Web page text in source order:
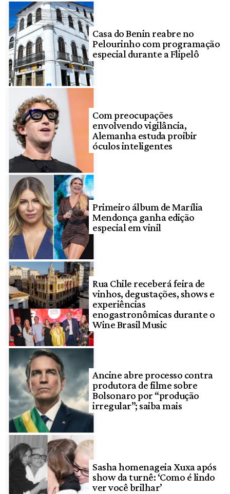
Casa do Benin reabre no
Pelourinho com programação
especial durante a Flipelô
Com preocupações
envolvendo vigilância,
Alemanha estuda proibir
óculos inteligentes
Primeiro álbum de Marília
Mendonça ganha edição
especial em vinil
Rua Chile receberá feira de
vinhos, degustações, shows e
experiências
enogastronômicas durante o
Wine Brasil Music
Ancine abre processo contra
produtora de filme sobre
Bolsonaro por “produção
irregular”; saiba mais
Sasha homenageia Xuxa após
show da turnê: ‘Como é lindo
ver você brilhar’